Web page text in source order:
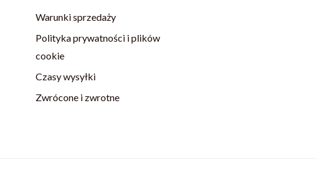
Warunki sprzedaży
Polityka prywatności i plików
cookie
Czasy wysyłki
Zwrócone i zwrotne